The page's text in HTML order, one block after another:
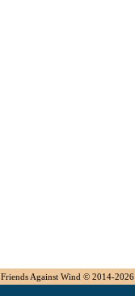
Friends Against Wind © 2014-2026